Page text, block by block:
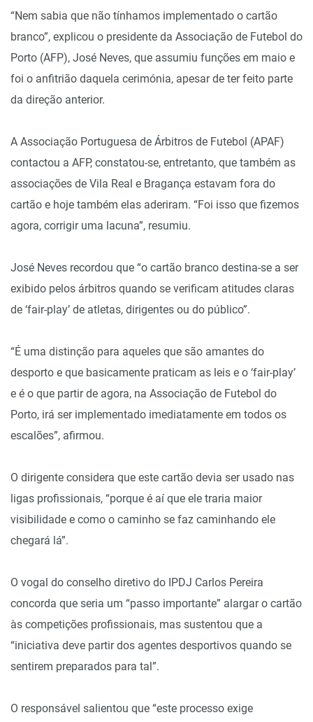
“Nem sabia que não tínhamos implementado o cartão
branco”, explicou o presidente da Associação de Futebol do
Porto (AFP), José Neves, que assumiu funções em maio e
foi o anfitrião daquela cerimónia, apesar de ter feito parte
da direção anterior.
A Associação Portuguesa de Árbitros de Futebol (APAF)
contactou a AFP, constatou-se, entretanto, que também as
associações de Vila Real e Bragança estavam fora do
cartão e hoje também elas aderiram. “Foi isso que fizemos
agora, corrigir uma lacuna”, resumiu.
José Neves recordou que “o cartão branco destina-se a ser
exibido pelos árbitros quando se verificam atitudes claras
de ‘fair-play’ de atletas, dirigentes ou do público”.
“É uma distinção para aqueles que são amantes do
desporto e que basicamente praticam as leis e o ‘fair-play’
e é o que partir de agora, na Associação de Futebol do
Porto, irá ser implementado imediatamente em todos os
escalões”, afirmou.
O dirigente considera que este cartão devia ser usado nas
ligas profissionais, “porque é aí que ele traria maior
visibilidade e como o caminho se faz caminhando ele
chegará lá”.
O vogal do conselho diretivo do IPDJ Carlos Pereira
concorda que seria um “passo importante” alargar o cartão
às competições profissionais, mas sustentou que a
“iniciativa deve partir dos agentes desportivos quando se
sentirem preparados para tal”.
O responsável salientou que “este processo exige